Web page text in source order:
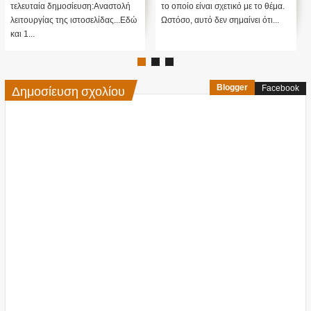
με το θέμα.
ότι...
ΥΠΕΡ ΤΟΥ ΠΟΥΤΙΝ; ΕΙΝΑΙ
ΜΕΓΑΛΗ ΠΑΓΙΔΑ; Τι κρύβεται
Ωστόσο, αυτό δεν
Δημοσίευση σχολίου Blogger Facebook